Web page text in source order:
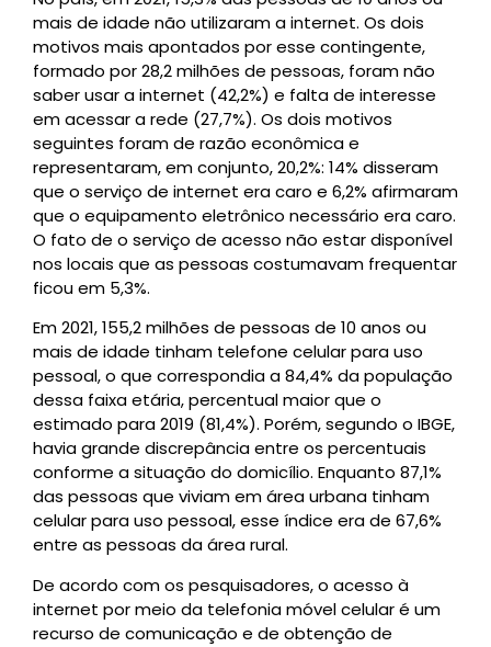
mais de idade não utilizaram a internet. Os dois
motivos mais apontados por esse contingente,
formado por 28,2 milhões de pessoas, foram não
saber usar a internet (42,2%) e falta de interesse
em acessar a rede (27,7%). Os dois motivos
seguintes foram de razão econômica e
representaram, em conjunto, 20,2%: 14% disseram
que o serviço de internet era caro e 6,2% afirmaram
que o equipamento eletrônico necessário era caro.
O fato de o serviço de acesso não estar disponível
nos locais que as pessoas costumavam frequentar
ficou em 5,3%.
Em 2021, 155,2 milhões de pessoas de 10 anos ou
mais de idade tinham telefone celular para uso
pessoal, o que correspondia a 84,4% da população
dessa faixa etária, percentual maior que o
estimado para 2019 (81,4%). Porém, segundo o IBGE,
havia grande discrepância entre os percentuais
conforme a situação do domicílio. Enquanto 87,1%
das pessoas que viviam em área urbana tinham
celular para uso pessoal, esse índice era de 67,6%
entre as pessoas da área rural.
De acordo com os pesquisadores, o acesso à
internet por meio da telefonia móvel celular é um
recurso de comunicação e de obtenção de